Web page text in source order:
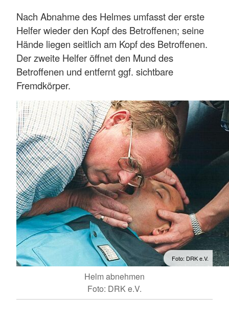
Nach Abnahme des Helmes umfasst der erste
Helfer wieder den Kopf des Betroffenen; seine
Hände liegen seitlich am Kopf des Betroffenen.
Der zweite Helfer öffnet den Mund des
Betroffenen und entfernt ggf. sichtbare
Fremdkörper.
Foto: DRK e.V.
Helm abnehmen
Foto: DRK e.V.